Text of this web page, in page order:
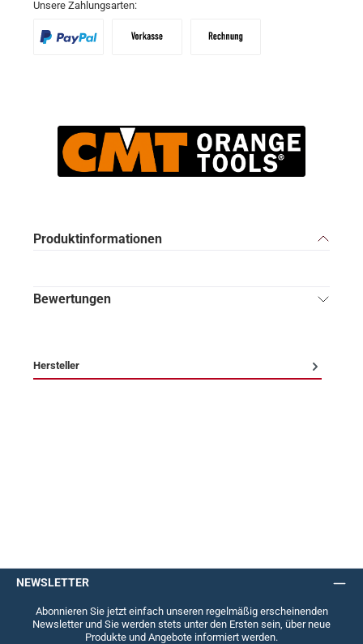
Unsere Zahlungsarten:
Produktinformationen
Bewertungen
Hersteller
NEWSLETTER
Abonnieren Sie jetzt einfach unseren regelmäßig erscheinenden
Newsletter und Sie werden stets unter den Ersten sein, über neue
Produkte und Angebote informiert werden.